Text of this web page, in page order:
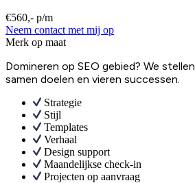
€560,- p/m
Neem contact met mij op
Merk op maat
Domineren op SEO gebied? We stellen
samen doelen en vieren successen.
Strategie
Stijl
Templates
Verhaal
Design support
Maandelijkse check-in
Projecten op aanvraag